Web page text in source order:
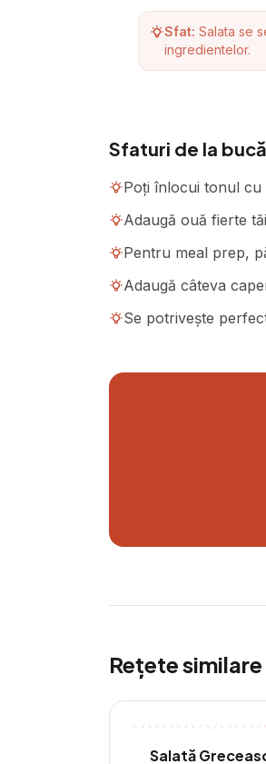
Sfat: Salata se
ingredientelor.
Sfaturi de la
Poți înlocui tonul cu
Adaugă ouă fierte
Pentru meal prep,
Adaugă câteva
Se potrivește
Rețete similare
Salată